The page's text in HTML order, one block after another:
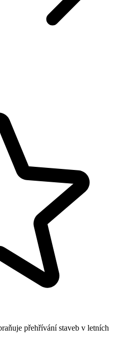
přehřívání staveb v letních